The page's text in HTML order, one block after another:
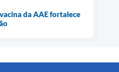
da AAE fortalece